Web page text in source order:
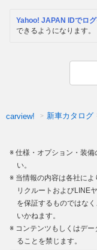
Yahoo! JAPAN IDでロ
できるようになります。
carview! 新車カタログ
仕様・オプション・装
い。
当情報の内容は各社に
リクルートおよびLINE
を保証するものではな
いかねます。
コンテンツもしくはデ
ることを禁じます。